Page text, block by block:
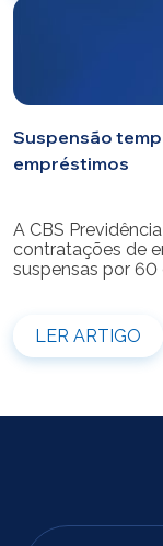
Suspensão
empréstimos
A CBS
contratações de
suspensas por
realizar novas
pelos canais
Recomendamos
LER ARTIGO